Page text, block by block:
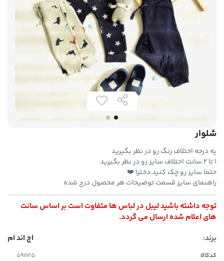
شلوار
یه درجه اختلاف رنگ رو در نظر بگیرید
۱ تا ۲ سانت اختلاف سایز رو در نظر بگیرید
حتما سایز رو چک کنید دخترا ❤️
راهنمای سایز قسمت توضیحات هر محصول درج شده
توجه داشته باشید لیبل در لباس ها متفاوت است بر اساس سانت
های اعلام شده ارسال می گردد.
برند:
اچ اند ام
کدکالا: